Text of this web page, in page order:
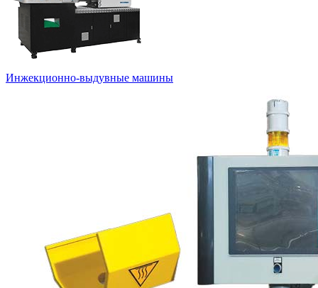
Инжекционно-выдувные машины